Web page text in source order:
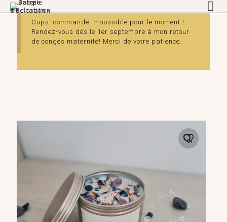
Oups, commande impossible pour le moment !
Rendez-vous dés le 1er septembre à mon retour
de congés maternité! Merci de votre patience.